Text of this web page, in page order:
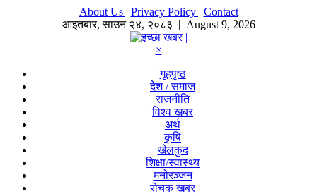
About Us | Privacy Policy | Contact
आइतबार,साउन २४, २०८३ | August 9, 2026
×
गृहपृष्ठ
देश / समाज
राजनीति
विश्व खबर
अर्थ
कृषि
खेलकुद
शिक्षा/स्वास्थ्य
मनोरञ्जन
रोचक खबर